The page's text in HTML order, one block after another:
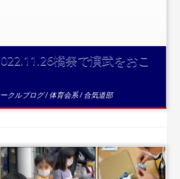
橘祭で演武をおこ
ークルブログ/体育会系/合気道部